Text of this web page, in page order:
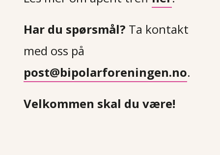
Har du spørsmål? Ta kontakt
med oss på
post@bipolarforeningen.no.
Velkommen skal du være!